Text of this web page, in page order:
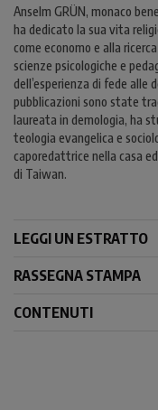
Anselm GRÜN, monaco
ha dedicato la sua vita
come economo e alla
scienze psicologiche e
dell’esperienza di fede alle
pubblicazioni sono state
laureata in demologia, ha
teologia evangelica e
caporedattrice nella casa
di Taiwan.
LEGGI UN ESTRATTO
RASSEGNA STAMPA
CONTENUTI